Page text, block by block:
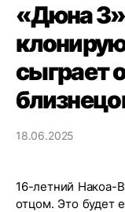
«Дюна
сыграет
18.06.2025
16-летний Накоа-
отцом. Это будет